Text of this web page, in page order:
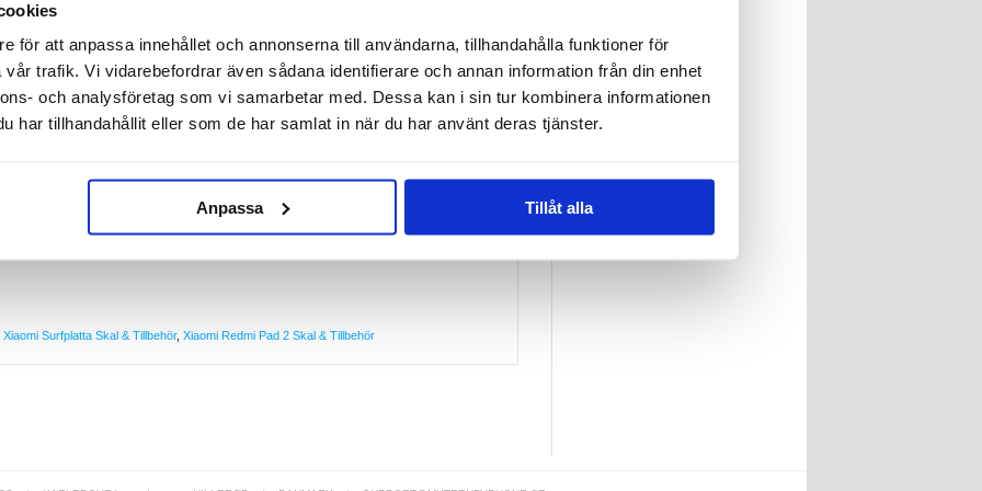
för att anpassa innehållet och annonserna till användarna, tillhandahålla funktioner för
trafik. Vi vidarebefordrar även sådana identifierare och annan information från din enhet
och analysföretag som vi samarbetar med. Dessa kan i sin tur kombinera informationen
har tillhandahållit eller som de har samlat in när du har använt deras tjänster.
Anpassa Tillåt alla
& Axelrem till Xiaomi Redmi Pad 2
med detta fantastiska Heavy Duty 360 skal! Detta trendiga skal med en halkfri insida och
i både vertikalt och horisontellt läge. Ramen och det inre skalet är tillverkade av plast och
ger ett utmärkt skydd mot skador och vid fall. Populärt och skyddande hybridskal
2.
Pad 2
till din Xiaomi Redmi Pad 2
stativ
Xiaomi Surfplatta Skal & Tillbehör, Xiaomi Redmi Pad 2 Skal & Tillbehör